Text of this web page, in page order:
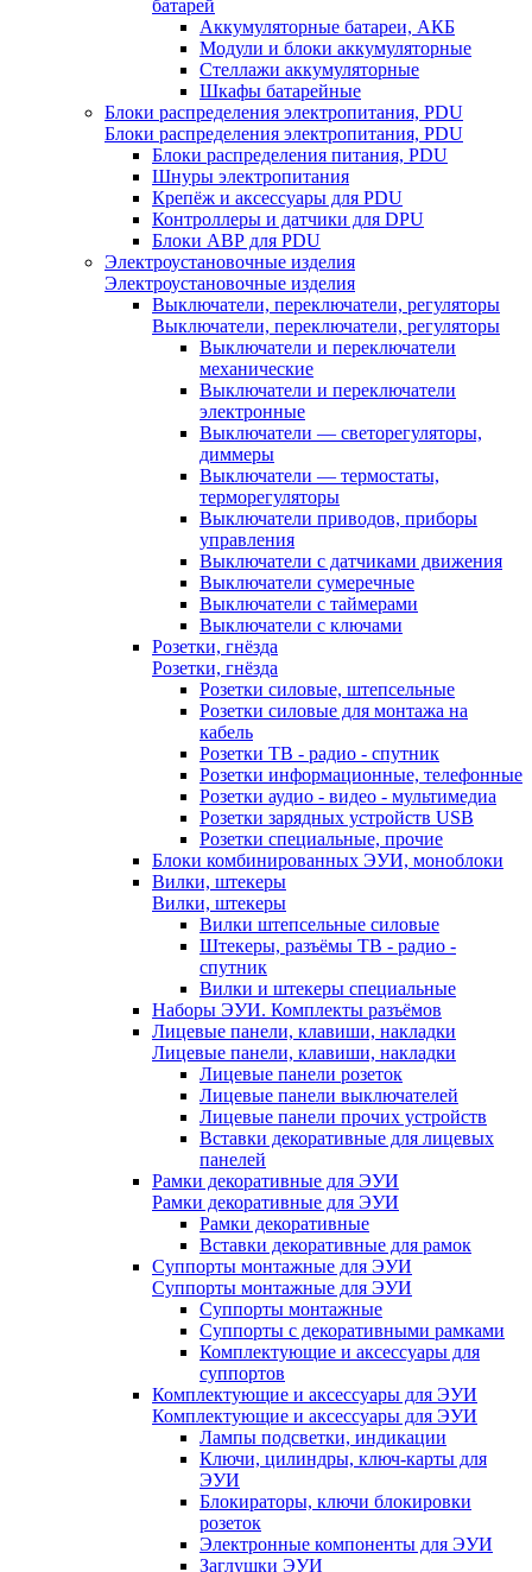
батарей
Аккумуляторные батареи, АКБ
Модули и блоки аккумуляторные
Стеллажи аккумуляторные
Шкафы батарейные
Блоки распределения электропитания, PDU
Блоки распределения электропитания, PDU
Блоки распределения питания, PDU
Шнуры электропитания
Крепёж и аксессуары для PDU
Контроллеры и датчики для DPU
Блоки АВР для PDU
Электроустановочные изделия
Электроустановочные изделия
Выключатели, переключатели, регуляторы
Выключатели, переключатели, регуляторы
Выключатели и переключатели
механические
Выключатели и переключатели
электронные
Выключатели — светорегуляторы,
диммеры
Выключатели — термостаты,
терморегуляторы
Выключатели приводов, приборы
управления
Выключатели с датчиками движения
Выключатели сумеречные
Выключатели с таймерами
Выключатели с ключами
Розетки, гнёзда
Розетки, гнёзда
Розетки силовые, штепсельные
Розетки силовые для монтажа на
кабель
Розетки ТВ - радио - спутник
Розетки информационные, телефонные
Розетки аудио - видео - мультимедиа
Розетки зарядных устройств USB
Розетки специальные, прочие
Блоки комбинированных ЭУИ, моноблоки
Вилки, штекеры
Вилки, штекеры
Вилки штепсельные силовые
Штекеры, разъёмы ТВ - радио -
спутник
Вилки и штекеры специальные
Наборы ЭУИ. Комплекты разъёмов
Лицевые панели, клавиши, накладки
Лицевые панели, клавиши, накладки
Лицевые панели розеток
Лицевые панели выключателей
Лицевые панели прочих устройств
Вставки декоративные для лицевых
панелей
Рамки декоративные для ЭУИ
Рамки декоративные для ЭУИ
Рамки декоративные
Вставки декоративные для рамок
Суппорты монтажные для ЭУИ
Суппорты монтажные для ЭУИ
Суппорты монтажные
Суппорты с декоративными рамками
Комплектующие и аксессуары для
суппортов
Комплектующие и аксессуары для ЭУИ
Комплектующие и аксессуары для ЭУИ
Лампы подсветки, индикации
Ключи, цилиндры, ключ-карты для
ЭУИ
Блокираторы, ключи блокировки
розеток
Электронные компоненты для ЭУИ
Заглушки ЭУИ